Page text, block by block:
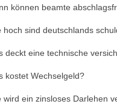
können beamte
hoch sind deutschlands
deckt eine technische
kostet Wechselgeld?
wird ein zinsloses Darlehen